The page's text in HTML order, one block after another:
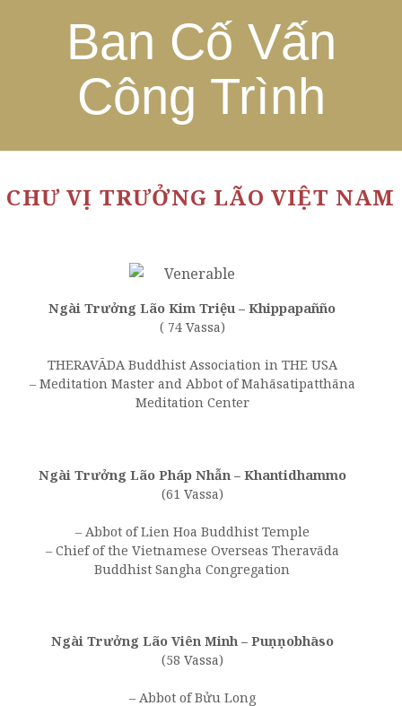
Ban Cố Vấn
Công Trình
CHƯ VỊ TRƯỞNG LÃO VIỆT NAM
Ngài Trưởng Lão Kim Triệu – Khippapañño
( 74 Vassa)
THERAVĀDA Buddhist Association in THE USA
– Meditation Master and Abbot of Mahāsatipatthāna
Meditation Center
Ngài Trưởng Lão Pháp Nhẫn – Khantidhammo
(61 Vassa)
– Abbot of Lien Hoa Buddhist Temple
– Chief of the Vietnamese Overseas Theravāda
Buddhist Sangha Congregation
Ngài Trưởng Lão Viên Minh – Puṇṇobhāso
(58 Vassa)
– Abbot of Bửu Long